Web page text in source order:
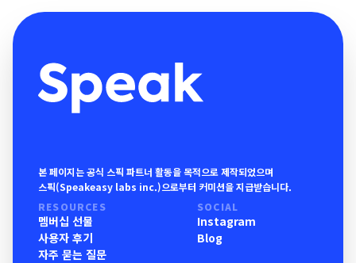
본 페이지는 공식 스픽 파트너 활동을 목적으로 제작되었으며
스픽(Speakeasy labs inc.)으로부터 커미션을 지급받습니다.
RESOURCES
멤버십 선물
사용자 후기
자주 묻는 질문
SOCIAL
Instagram
Blog